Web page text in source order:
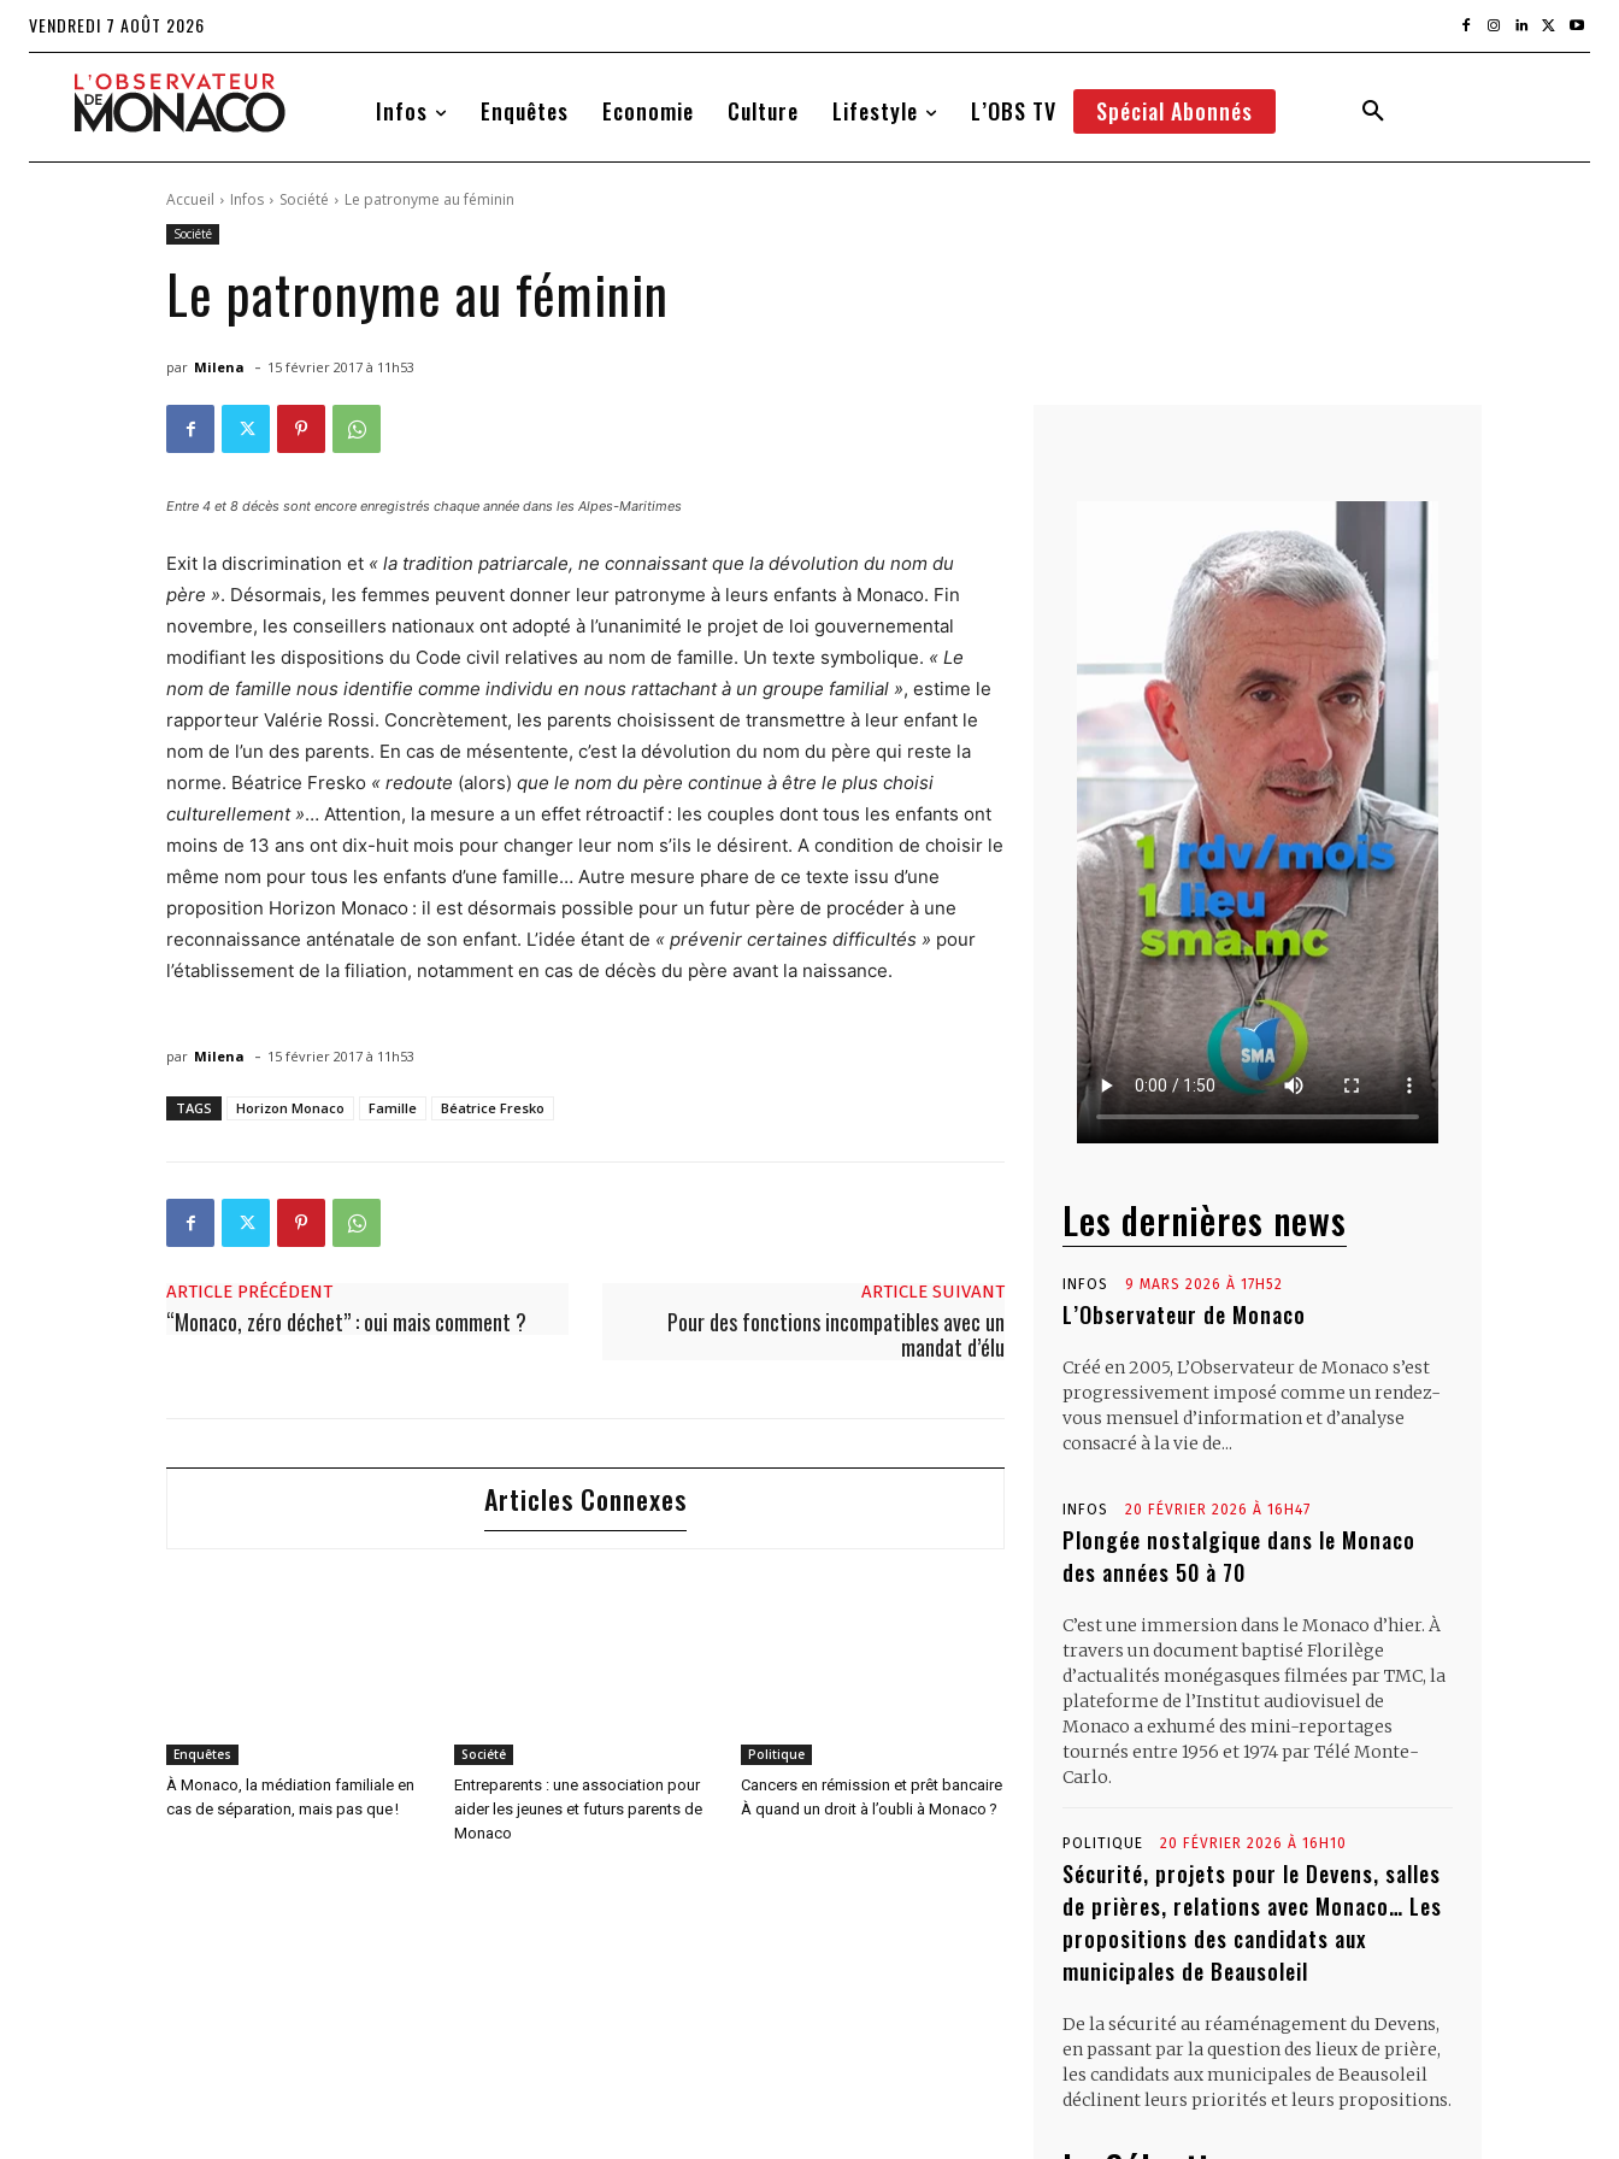
VENDREDI 7 AOÛT 2026
Infos Enquêtes Economie Culture Lifestyle L’OBS TV Spécial Abonnés
Accueil Infos Société Le patronyme au féminin
Société
Le patronyme au féminin
par Milena - 15 février 2017 à 11h53
Entre 4 et 8 décès sont encore enregistrés chaque année dans les Alpes-Maritimes
Exit la discrimination et « la tradition patriarcale, ne connaissant que la dévolution du nom du
père ». Désormais, les femmes peuvent donner leur patronyme à leurs enfants à Monaco. Fin
novembre, les conseillers nationaux ont adopté à l’unanimité le projet de loi gouvernemental
modifiant les dispositions du Code civil relatives au nom de famille. Un texte symbolique. « Le
nom de famille nous identifie comme individu en nous rattachant à un groupe familial », estime le
rapporteur Valérie Rossi. Concrètement, les parents choisissent de transmettre à leur enfant le
nom de l’un des parents. En cas de mésentente, c’est la dévolution du nom du père qui reste la
norme. Béatrice Fresko « redoute (alors) que le nom du père continue à être le plus choisi
culturellement »… Attention, la mesure a un effet rétroactif : les couples dont tous les enfants ont
moins de 13 ans ont dix-huit mois pour changer leur nom s’ils le désirent. A condition de choisir le
même nom pour tous les enfants d’une famille… Autre mesure phare de ce texte issu d’une
proposition Horizon Monaco : il est désormais possible pour un futur père de procéder à une
reconnaissance anténatale de son enfant. L’idée étant de « prévenir certaines difficultés » pour
l’établissement de la filiation, notamment en cas de décès du père avant la naissance.
par Milena - 15 février 2017 à 11h53
TAGS Horizon Monaco Famille Béatrice Fresko
ARTICLE PRÉCÉDENT
“Monaco, zéro déchet” : oui mais comment ?
ARTICLE SUIVANT
Pour des fonctions incompatibles avec un
mandat d’élu
Articles Connexes
Enquêtes
À Monaco, la médiation familiale en
cas de séparation, mais pas que !
Société
Entreparents : une association pour
aider les jeunes et futurs parents de
Monaco
Politique
Cancers en rémission et prêt bancaire
À quand un droit à l’oubli à Monaco ?
Les dernières news
INFOS 9 MARS 2026 À 17H52
L’Observateur de Monaco
Créé en 2005, L’Observateur de Monaco s’est
progressivement imposé comme un rendez-
vous mensuel d’information et d’analyse
consacré à la vie de...
INFOS 20 FÉVRIER 2026 À 16H47
Plongée nostalgique dans le Monaco
des années 50 à 70
C’est une immersion dans le Monaco d’hier. À
travers un document baptisé Florilège
d’actualités monégasques filmées par TMC, la
plateforme de l’Institut audiovisuel de
Monaco a exhumé des mini-reportages
tournés entre 1956 et 1974 par Télé Monte-
Carlo.
POLITIQUE 20 FÉVRIER 2026 À 16H10
Sécurité, projets pour le Devens, salles
de prières, relations avec Monaco… Les
propositions des candidats aux
municipales de Beausoleil
De la sécurité au réaménagement du Devens,
en passant par la question des lieux de prière,
les candidats aux municipales de Beausoleil
déclinent leurs priorités et leurs propositions.